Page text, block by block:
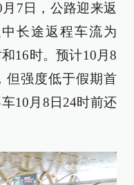
7日，公路迎来返
长途返程车流为
16时。预计10月8
但强度低于假期首
10月8日24时前还